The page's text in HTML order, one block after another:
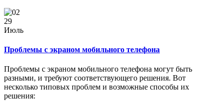
29
Июль
Проблемы с экраном мобильного телефона
Проблемы с экраном мобильного телефона могут быть
разными, и требуют соответствующего решения. Вот
несколько типовых проблем и возможные способы их
решения: